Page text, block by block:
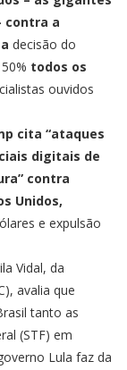
contra a
decisão do
todos os
ouvidos
cita “ataques
digitais de
contra
Unidos,
e expulsão
Vidal, da
avalia que
tanto as
(STF) em
Lula faz da